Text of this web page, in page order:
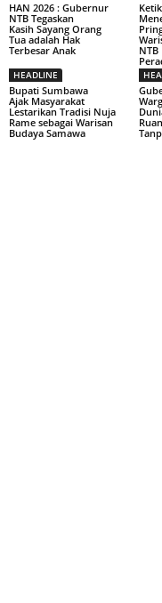
HAN 2026 : Gubernur
NTB Tegaskan
Kasih Sayang Orang
Tua adalah Hak
Terbesar Anak
HEADLINE
Bupati Sumbawa
Ajak Masyarakat
Lestarikan Tradisi Nuja
Rame sebagai Warisan
Budaya Samawa